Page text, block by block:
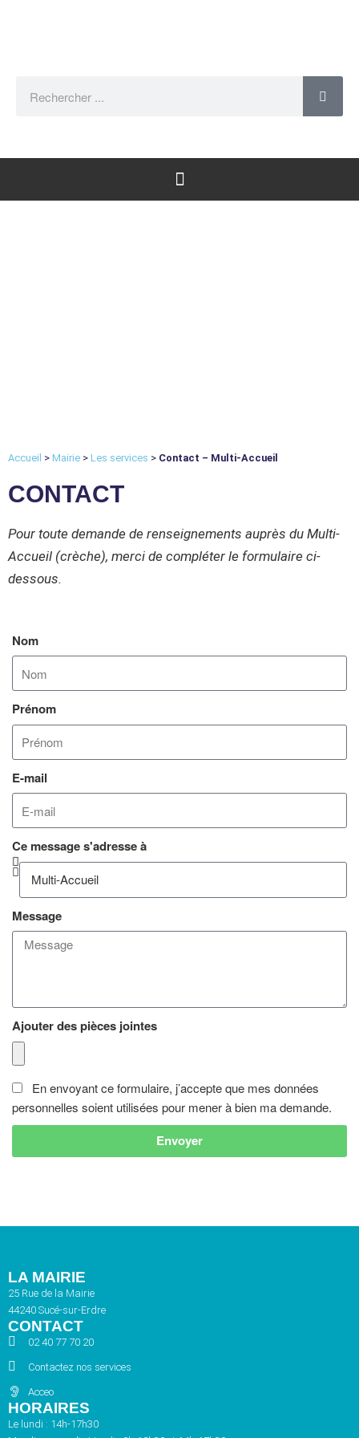
Accueil > Mairie > Les services > Contact – Multi-Accueil
CONTACT
Pour toute demande de renseignements auprès du Multi-
Accueil (crèche), merci de compléter le formulaire ci-
dessous.
Nom
Prénom
E-mail
Ce message s'adresse à
Message
Ajouter des pièces jointes
En envoyant ce formulaire, j’accepte que mes données
personnelles soient utilisées pour mener à bien ma demande.
Envoyer
LA MAIRIE
25 Rue de la Mairie
44240 Sucé-sur-Erdre
CONTACT
02 40 77 70 20
Contactez nos services
Acceo
HORAIRES
Le lundi : 14h-17h30